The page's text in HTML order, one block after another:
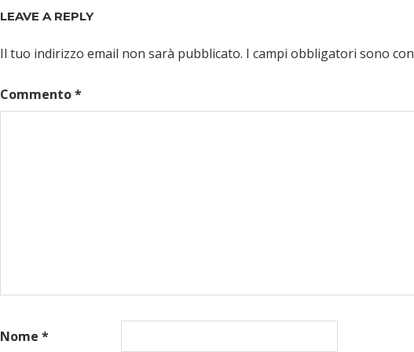
LEAVE A REPLY
Il tuo indirizzo email non sarà pubblicato. I campi obbligatori sono
Commento*
Nome *